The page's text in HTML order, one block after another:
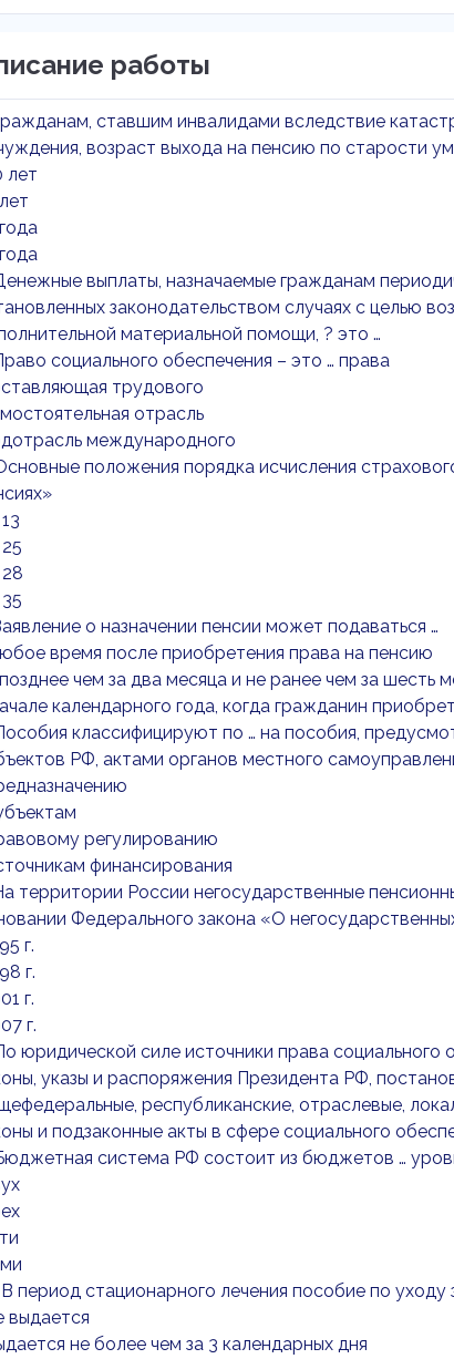
работы
ставшим инвалидами вследствие
возраст выхода на пенсию по старости
лет
выплаты, назначаемые гражданам
законодательством случаях с целью
материальной помощи, ? это …
социального обеспечения – это … права
трудового
отрасль
международного
положения порядка исчисления
о назначении пенсии может подаваться …
время после приобретения права на пенсию
чем за два месяца и не ранее чем за шесть
календарного года, когда гражданин
классифицируют по … на пособия,
РФ, актами органов местного
регулированию
финансирования
территории России негосударственные
Федерального закона «О
г.
г.
г.
г.
юридической силе источники права социального
указы и распоряжения Президента РФ,
республиканские, отраслевые,
и подзаконные акты в сфере социального
система РФ состоит из бюджетов …
В период стационарного лечения пособие по
выдается
не более чем за 3 календарных дня